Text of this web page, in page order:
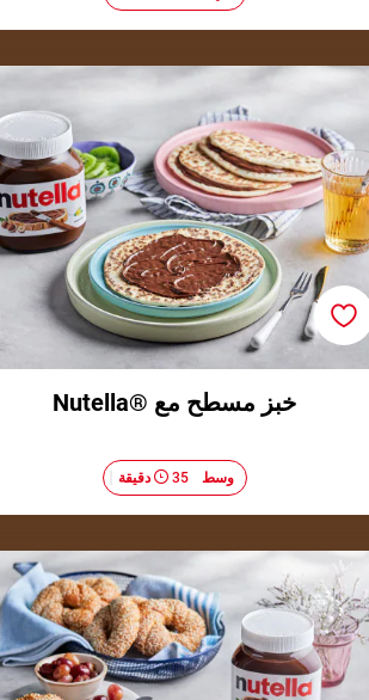
خبز مسطح مع ®Nutella
خبز مسطح مع ®Nutella
وسط​ 35 دقيقة
أرباع السميت مع الــ ®Nutella والعنب المحمّص